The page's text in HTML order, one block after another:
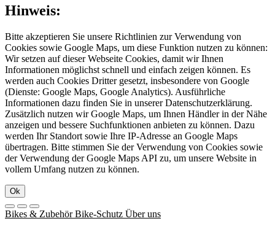
Hinweis:
Bitte akzeptieren Sie unsere Richtlinien zur Verwendung von
Cookies sowie Google Maps, um diese Funktion nutzen zu können:
Wir setzen auf dieser Webseite Cookies, damit wir Ihnen
Informationen möglichst schnell und einfach zeigen können. Es
werden auch Cookies Dritter gesetzt, insbesondere von Google
(Dienste: Google Maps, Google Analytics). Ausführliche
Informationen dazu finden Sie in unserer Datenschutzerklärung.
Zusätzlich nutzen wir Google Maps, um Ihnen Händler in der Nähe
anzeigen und bessere Suchfunktionen anbieten zu können. Dazu
werden Ihr Standort sowie Ihre IP-Adresse an Google Maps
übertragen. Bitte stimmen Sie der Verwendung von Cookies sowie
der Verwendung der Google Maps API zu, um unsere Website in
vollem Umfang nutzen zu können.
Ok
Bikes & ZubehörBike-Schutz Über uns